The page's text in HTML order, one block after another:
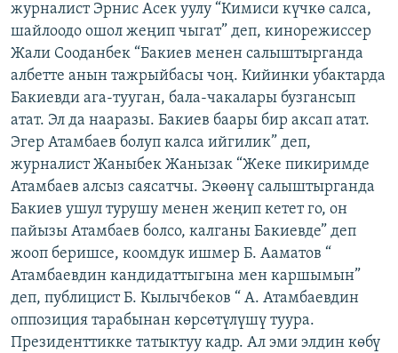
журналист Эрнис Асек уулу “Кимиси күчкө салса,
шайлоодо ошол жеңип чыгат” деп, кинорежиссер
Жали Сооданбек “Бакиев менен салыштырганда
албетте анын тажрыйбасы чоң. Кийинки убактарда
Бакиевди ага-тууган, бала-чакалары бузгансып
атат. Эл да нааразы. Бакиев баары бир аксап атат.
Эгер Атамбаев болуп калса ийгилик” деп,
журналист Жаныбек Жанызак “Жеке пикиримде
Атамбаев алсыз саясатчы. Экөөнү салыштырганда
Бакиев ушул турушу менен жеңип кетет го, он
пайызы Атамбаев болсо, калганы Бакиевде” деп
жооп беришсе, коомдук ишмер Б. Ааматов “
Атамбаевдин кандидаттыгына мен каршымын”
деп, публицист Б. Кылычбеков “ А. Атамбаевдин
оппозиция тарабынан көрсөтүлүшү туура.
Президенттикке татыктуу кадр. Ал эми элдин көбү